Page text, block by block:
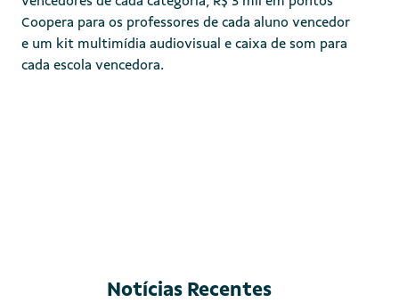
Coopera para os professores de cada aluno vencedor
e um kit multimídia audiovisual e caixa de som para
cada escola vencedora.
Notícias Recentes